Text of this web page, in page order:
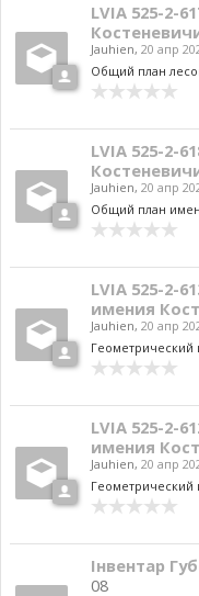
LVIA 525-2-
Jauhien, 20 апр
Общий план
LVIA 525-2-
Jauhien, 20 апр
Общий план
LVIA 525-2-
имения
Jauhien, 20 апр
Геометрический
LVIA 525-2-
имения
Jauhien, 20 апр
Геометрический
Інвентар
08